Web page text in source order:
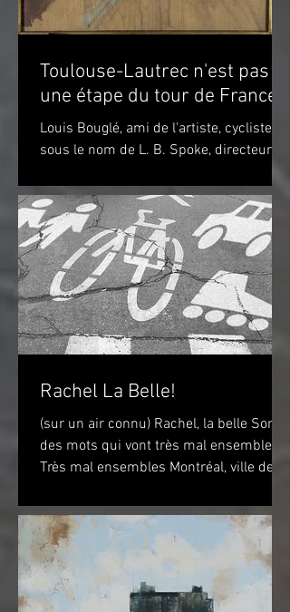
Toulouse-Lautrec n'est pas
une étape du tour de France!
Louis Bouglé, ami de l'artiste, cycliste
sous le nom de L. B. Spoke, directeur de
Lautrec 1898 (huile...
Rachel La Belle!
(sur un air connu) Rachel, la belle Sont
des mots qui vont très mal ensembles
Très mal ensembles Montréal, ville de